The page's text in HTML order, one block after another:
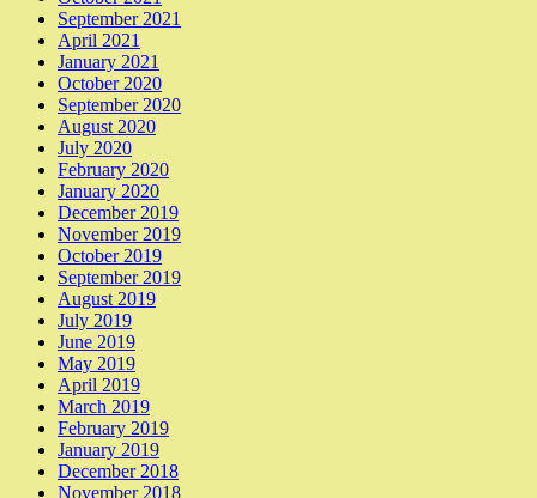
September 2021
April 2021
January 2021
October 2020
September 2020
August 2020
July 2020
February 2020
January 2020
December 2019
November 2019
October 2019
September 2019
August 2019
July 2019
June 2019
May 2019
April 2019
March 2019
February 2019
January 2019
December 2018
November 2018